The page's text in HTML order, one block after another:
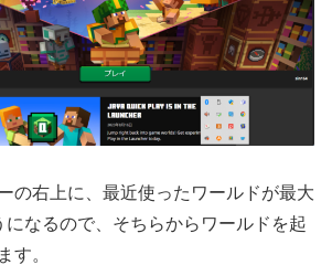
の右上に、最近使ったワールドが最大
なるので、そちらからワールドを起
す。